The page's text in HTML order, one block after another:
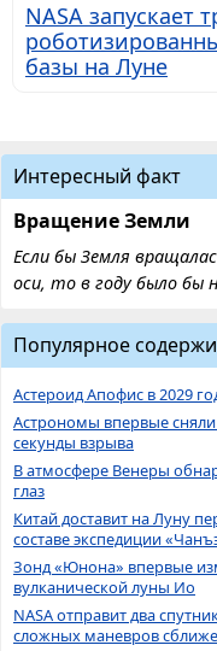
NASA запускает
базы на Луне
Интересный факт
Вращение Земли
Если бы Земля
оси, то в году было бы
Популярное
Астероид Апофис в 2029
Астрономы впервые
секунды взрыва
В атмосфере Венеры
глаз
Китай доставит на Луну
составе экспедиции
Зонд «Юнона» впервые
вулканической луны Ио
NASA отправит два
сложных маневров